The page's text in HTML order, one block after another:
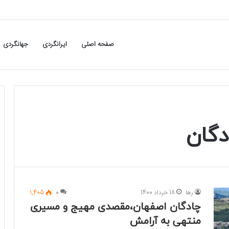
صفحه اصلی ایرانگردی جهانگردی
رها 18 خرداد 1400 0
1,405
چادگان اصفهان،مقصدی مهیج و مسیری
منتهی به آرامش